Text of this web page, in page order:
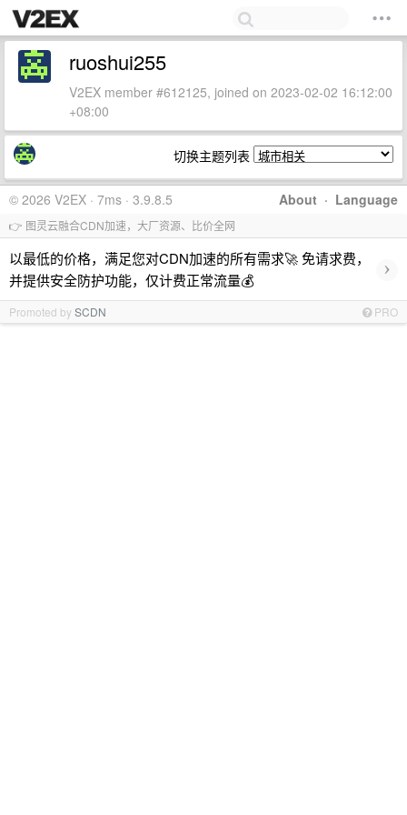
ruoshui255
V2EX member #612125, joined on 2023-02-02 16:12:00
+08:00
切换主题列表
About · Language
© 2026 V2EX · 7ms · 3.9.8.5
👉 图灵云融合CDN加速，大厂资源、比价全网
以最低的价格，满足您对CDN加速的所有需求🚀 免请求费，
并提供安全防护功能，仅计费正常流量💰
›
Promoted bySCDN PRO